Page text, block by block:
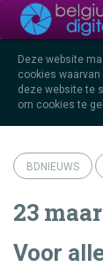
Deze website
cookies
deze website te
om cookies te
BDNIEUWS
23
Voor